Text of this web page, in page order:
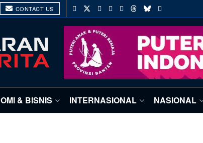
CONTACT US
& BISNIS INTERNASIONAL NASIONAL